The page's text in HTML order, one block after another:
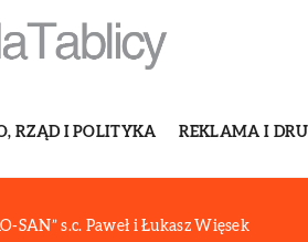
RZĄD I POLITYKA REKLAMA I
SAN” s.c. Paweł i Łukasz Więsek